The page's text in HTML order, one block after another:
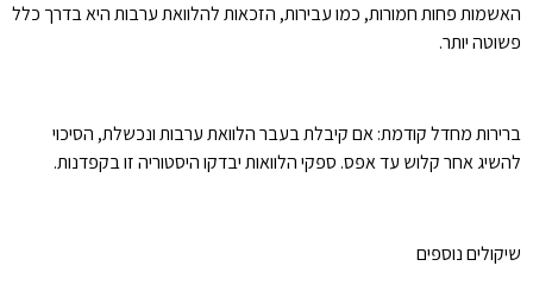
האשמות פחות חמורות, כמו עבירות, הזכאות להלוואת ערבות היא בדרך כלל
פשוטה יותר.
ברירות מחדל קודמת: אם קיבלת בעבר הלוואת ערבות ונכשלת, הסיכוי
להשיג אחר קלוש עד אפס. ספקי הלוואות יבדקו היסטוריה זו בקפדנות.
שיקולים נוספים